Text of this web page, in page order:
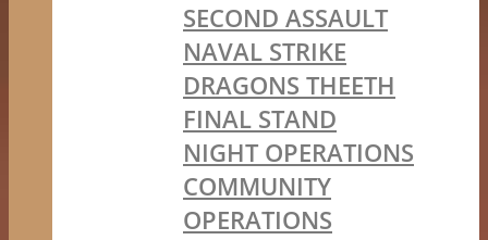
SECOND ASSAULT
NAVAL STRIKE
DRAGONS THEETH
FINAL STAND
NIGHT OPERATIONS
COMMUNITY
OPERATIONS